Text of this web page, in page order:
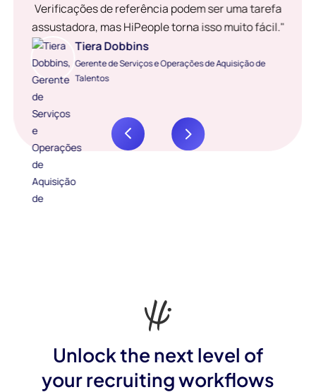
Verificações de referência podem ser uma tarefa
assustadora, mas HiPeople torna isso muito fácil."
Tiera Dobbins
Gerente de Serviços e Operações de Aquisição de
Talentos
Unlock the next level of
your recruiting workflows